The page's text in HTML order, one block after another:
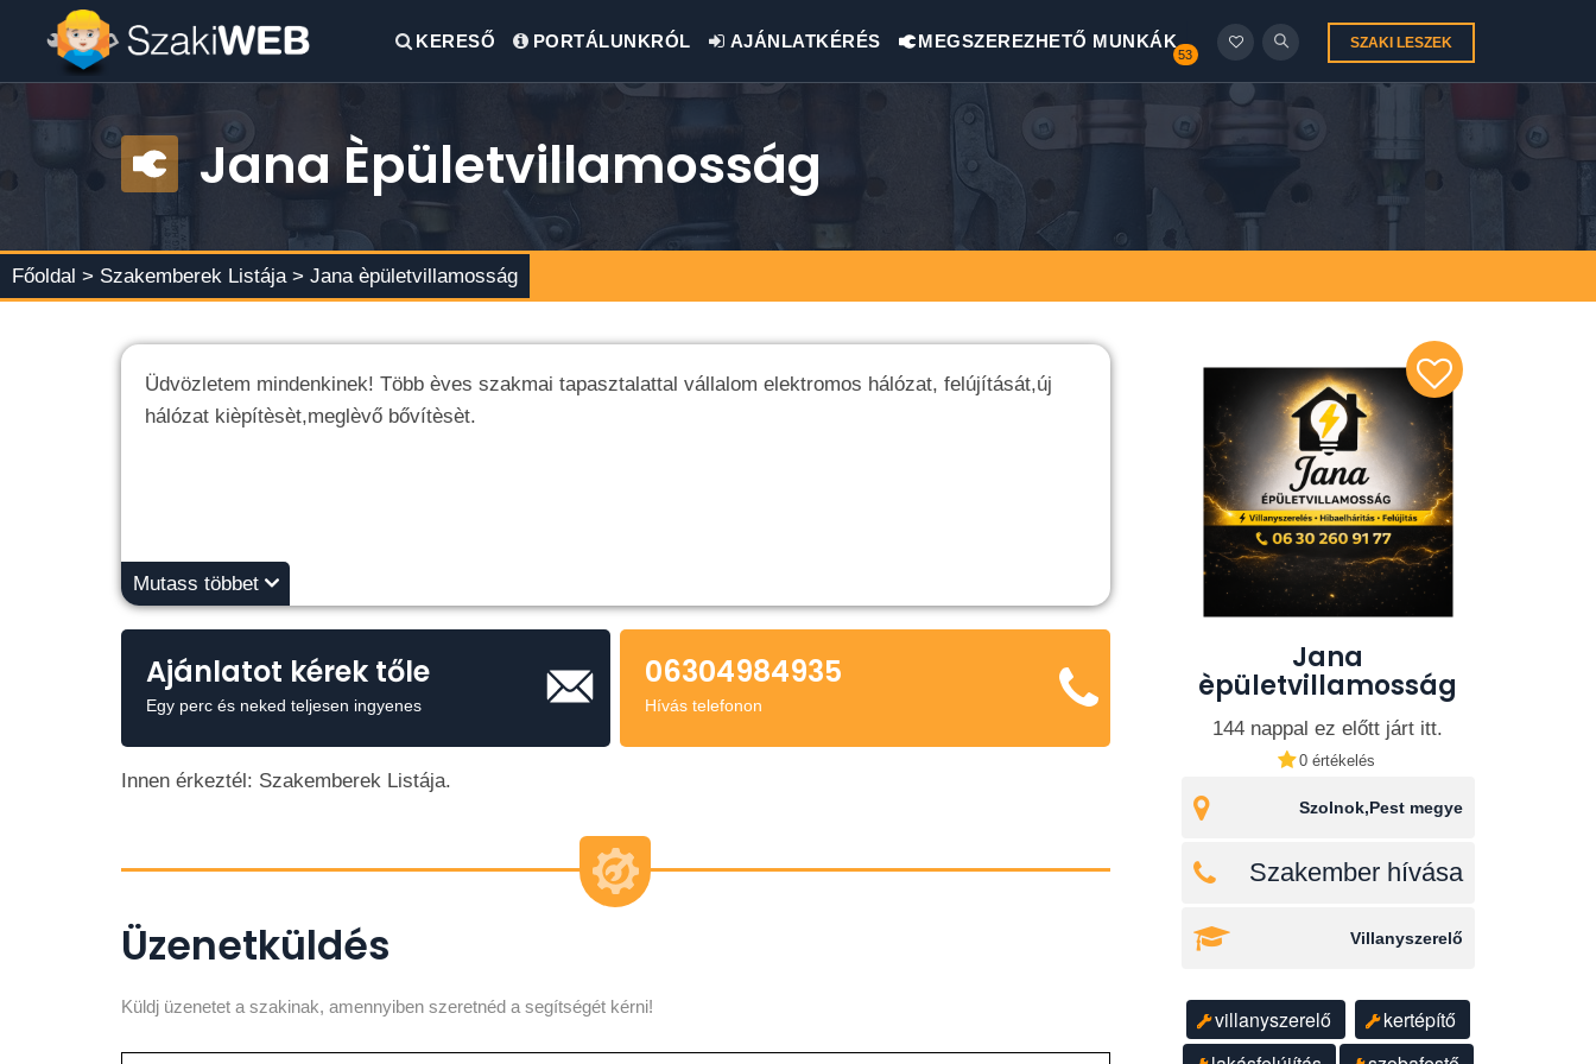
SZAKI LESZEK
KERESŐ PORTÁLUNKRÓL AJÁNLATKÉRÉS MEGSZEREZHETŐ MUNKÁK
53
Jana Èpületvillamosság
Főoldal > Szakemberek Listája > Jana èpületvillamosság
Üdvözletem mindenkinek! Több èves szakmai tapasztalattal vállalom elektromos hálózat, felújítását,új
hálózat kièpítèsèt,meglèvő bővítèsèt.
Mutass többet
Ajánlatot kérek tőle
Egy perc és neked teljesen ingyenes
06304984935
Hívás telefonon
Innen érkeztél: Szakemberek Listája.
Üzenetküldés
Küldj üzenetet a szakinak, amennyiben szeretnéd a segítségét kérni!
Jana
èpületvillamosság
144 nappal ez előtt járt itt.
0 értékelés
Szolnok,Pest megye
Szakember hívása
Villanyszerelő
villanyszerelő
kertépítő